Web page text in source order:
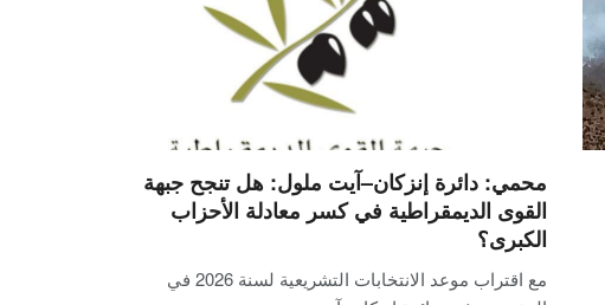
محمي: دائرة إنزكان–آيت ملول: هل تنجح جبهة
القوى الديمقراطية في كسر معادلة الأحزاب
الكبرى؟
مع اقتراب موعد الانتخابات التشريعية لسنة 2026 في